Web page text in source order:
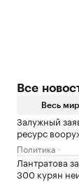
Все
Весь мир
Залужный
ресурс
Политика
Лантратова
300 курян